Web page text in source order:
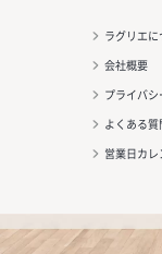
ラグリエに
会社概要
プライバ
よくある質
営業日カレ